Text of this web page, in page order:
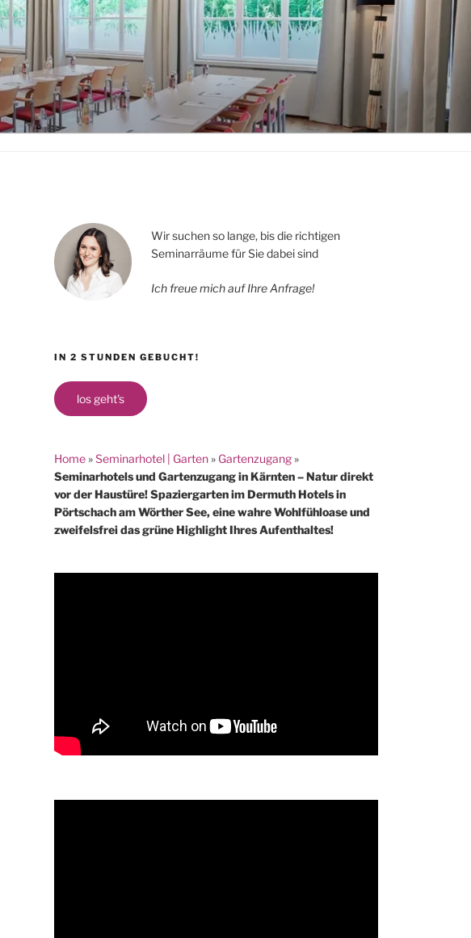
Wir suchen so lange, bis die richtigen
Seminarräume für Sie dabei sind
Ich freue mich auf Ihre Anfrage!
IN 2 STUNDEN GEBUCHT!
los geht's
Home»Seminarhotel | Garten» Gartenzugang»
Seminarhotels und Gartenzugang in Kärnten – Natur direkt
vor der Haustüre! Spaziergarten im Dermuth Hotels in
Pörtschach am Wörther See, eine wahre Wohlfühloase und
zweifelsfrei das grüne Highlight Ihres Aufenthaltes!